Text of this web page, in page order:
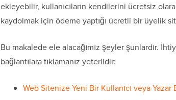
ekleyebilir, kullanıcıların kendilerini ücretsiz
kaydolmak için ödeme yaptığı ücretli bir üyelik
Bu makalede ele alacağımız şeyler şunlardır.
bağlantılara tıklamanız yeterlidir:
Web Sitenize Yeni Bir Kullanıcı veya Yazar